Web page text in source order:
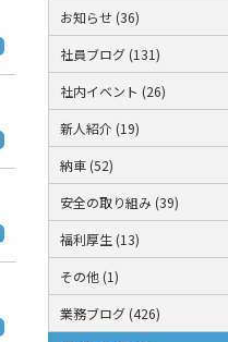
お知らせ (36)
社員ブログ (131)
社内イベント (26)
新人紹介 (19)
納車 (52)
安全の取り組み (39)
福利厚生 (13)
その他 (1)
業務ブログ (426)